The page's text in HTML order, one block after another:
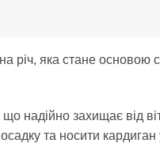
річ, яка стане основою
що надійно захищає від
та носити